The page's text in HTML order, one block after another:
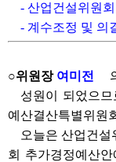
- 산업건설위원회
- 계수조정 및 의
○위원장 여미전
성원이 되었으
예산결산특별위원
오늘은 산업건설
회 추가경정예산